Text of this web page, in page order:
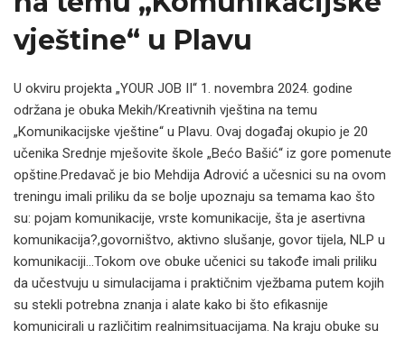
vještine“ u Plavu
U okviru projekta „YOUR JOB II“ 1. novembra 2024. godine
održana je obuka Mekih/Kreativnih vještina na temu
„Komunikacijske vještine“ u Plavu. Ovaj događaj okupio je 20
učenika Srednje mješovite škole „Bećo Bašić“ iz gore pomenute
opštine.Predavač je bio Mehdija Adrović a učesnici su na ovom
treningu imali priliku da se bolje upoznaju sa temama kao što
su: pojam komunikacije, vrste komunikacije, šta je asertivna
komunikacija?,govorništvo, aktivno slušanje, govor tijela, NLP u
komunikaciji…Tokom ove obuke učenici su takođe imali priliku
da učestvuju u simulacijama i praktičnim vježbama putem kojih
su stekli potrebna znanja i alate kako bi što efikasnije
komunicirali u različitim realnimsituacijama. Na kraju obuke su